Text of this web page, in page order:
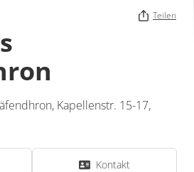
Teilen
Kapellenstr. 15-17,
Kontakt